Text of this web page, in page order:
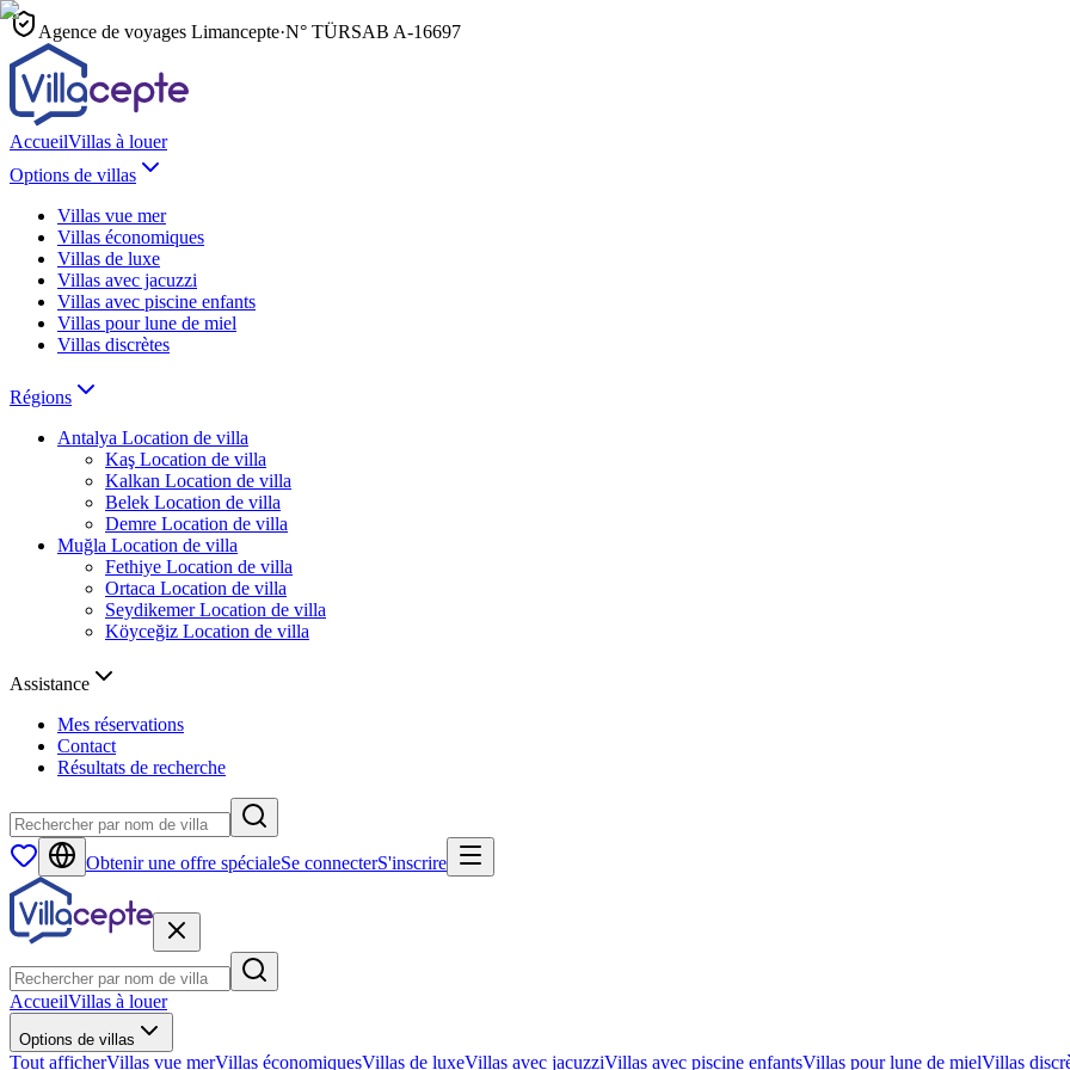
Agence de voyages Limancepte·N° TÜRSAB A-16697
AccueilVillas à louer
Options de villas
Villas vue mer
Villas économiques
Villas de luxe
Villas avec jacuzzi
Villas avec piscine enfants
Villas pour lune de miel
Villas discrètes
Régions
Antalya Location de villa
Kaş Location de villa
Kalkan Location de villa
Belek Location de villa
Demre Location de villa
Muğla Location de villa
Fethiye Location de villa
Ortaca Location de villa
Seydikemer Location de villa
Köyceğiz Location de villa
Assistance
Mes réservations
Contact
Résultats de recherche
Obtenir une offre spécialeSe connecterS'inscrire
AccueilVillas à louer
Options de villas
Tout afficherVillas vue merVillas économiquesVillas de luxeVillas avec jacuzziVillas avec piscine enfantsVillas pour lune de mielVillas